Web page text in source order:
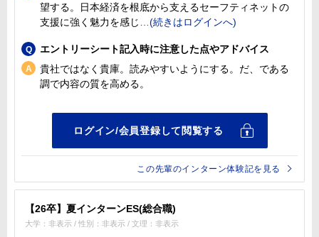
望する。日本経済を根底から支えるセーフティネットの
支援に強く魅力を感じ
エントリーシート記入時に注意した点やアドバイス
貴社ではなく貴庫。読みやすいようにする。だ、である
調で内容の質を高める。
この先輩のインターン体験記を見る
【26卒】夏インターンES(総合職)
大学：非表示 / 性別：非表示 / 文理：非表示